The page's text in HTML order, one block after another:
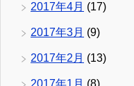
2017年4月 (17)
2017年3月 (9)
2017年2月 (13)
2017年1月 (8)